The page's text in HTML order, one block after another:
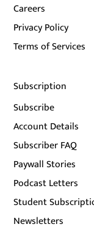
Careers
Privacy Policy
Terms of Services
Subscription
Subscribe
Account Details
Subscriber FAQ
Paywall Stories
Podcast Letters
Student
Newsletters